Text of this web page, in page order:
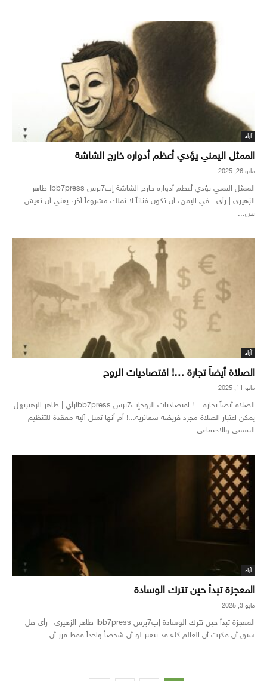
آراء
الممثل اليمني يؤدي أعظم أدواره خارج الشاشة
مايو 26, 2025
الممثل اليمني يؤدي أعظم أدواره خارج الشاشة إب7برس Ibb7press طاهر
الزهيري | رأي في اليمن، أن تكون فناناً لا تملك مشروعاً آخر، يعني أن تعيش
بين...
آراء
الصلاة أيضاً تجارة …! اقتصاديات الروح
مايو 11, 2025
الصلاة أيضاً تجارة ...! اقتصاديات الروحإب7برس Ibb7pressرأي | طاهر الزهيريهل
يمكن اعتبار الصلاة مجرد فريضة شعائرية...! أم أنها تمثل آلية معقدة للتنظيم
النفسي والاجتماعي......
آراء
المعجزة تبدأ حين تترك الوسادة
مايو 3, 2025
المعجزة تبدأ حين تترك الوسادة إب7برس Ibb7press طاهر الزهيري | رأي هل
سبق أن فكرت أن العالم كله قد يتغير لو أن شخصاُ واحداً فقط قرر أن...